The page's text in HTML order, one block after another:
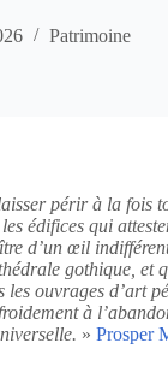
Patrimoine
périr à la fois
édifices qui
d’un œil
gothique, et
ouvrages d’art
à
» Prosper